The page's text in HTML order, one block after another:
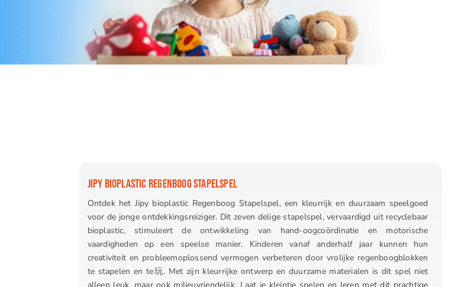
JIPY BIOPLASTIC REGENBOOG STAPELSPEL
Ontdek het Jipy bioplastic Regenboog Stapelspel, een kleurrijk en duurzaam speelgoed
voor de jonge ontdekkingsreiziger. Dit zeven delige stapelspel, vervaardigd uit recyclebaar
bioplastic, stimuleert de ontwikkeling van hand-oogcoördinatie en motorische
vaardigheden op een speelse manier. Kinderen vanaf anderhalf jaar kunnen hun
creativiteit en probleemoplossend vermogen verbeteren door vrolijke regenboogblokken
te stapelen en te玩. Met zijn kleurrijke ontwerp en duurzame materialen is dit spel niet
alleen leuk, maar ook milieuvriendelijk. Laat je kleintje spelen en leren met dit prachtige